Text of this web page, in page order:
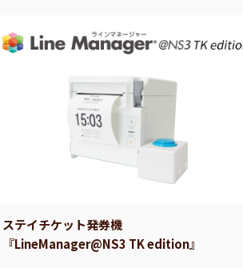
ステイチケット発券機
『LineManager@NS3 TK edition』